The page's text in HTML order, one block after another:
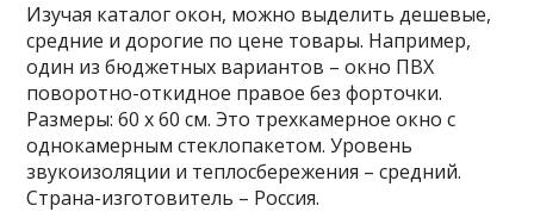
Изучая каталог окон, можно выделить дешевые,
средние и дорогие по цене товары. Например,
один из бюджетных вариантов – окно ПВХ
поворотно-откидное правое без форточки.
Размеры: 60 х 60 см. Это трехкамерное окно с
однокамерным стеклопакетом. Уровень
звукоизоляции и теплосбережения – средний.
Страна-изготовитель – Россия.